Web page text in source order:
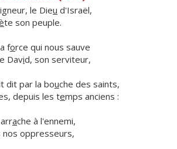
le Dieu d'Israël,
te son peuple.
force qui nous sauve
David, son serviteur,
dit par la bouche des saints,
depuis les temps anciens :
ache à l'ennemi,
nos oppresseurs,